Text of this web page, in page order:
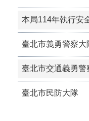
本局114年執行安
臺北市義勇警察大
臺北市交通義勇警
臺北市民防大隊